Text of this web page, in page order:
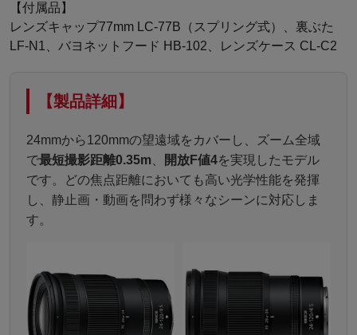
【付属品】
レンズキャップ77mm LC-77B（スプリング式）、裏ぶた
LF-N1、バヨネットフード HB-102、レンズケース CL-C2
【製品詳細】
24mmから120mmの望遠域をカバーし、ズーム全域
で最短撮影距離0.35m、 開放F値4を実現したモデル
です。どの焦点距離においても高い光学性能を発揮
し、静止画・動画を問わず様々なシーンに対応しま
す。